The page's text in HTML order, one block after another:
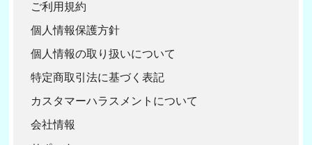
ご利用規約
個人情報保護方針
個人情報の取り扱いについて
特定商取引法に基づく表記
カスタマーハラスメントについて
会社情報